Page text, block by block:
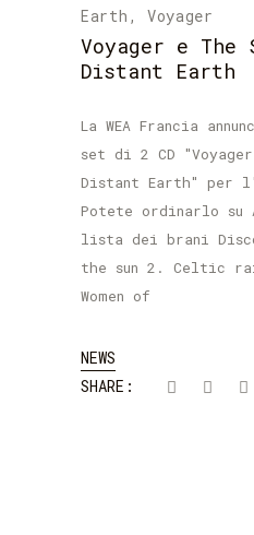
Earth , Voyager
Voyager e The
Distant Earth
La WEA Francia
set di 2 CD
Distant Earth" per
Potete ordinarlo su
lista dei brani
the sun 2. Celtic
Women of
NEWS
SHARE: